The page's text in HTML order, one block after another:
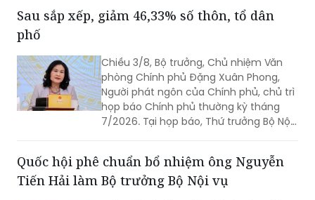
Sau sắp xếp, giảm 46,33% số thôn, tổ dân
phố
Chiều 3/8, Bộ trưởng, Chủ nhiệm Văn
phòng Chính phủ Đặng Xuân Phong,
Người phát ngôn của Chính phủ, chủ trì
họp báo Chính phủ thường kỳ tháng
7/2026. Tại họp báo, Thứ trưởng Bộ Nội
toàn quốc.
Quốc hội phê chuẩn bổ nhiệm ông Nguyễn
Tiến Hải làm Bộ trưởng Bộ Nội vụ